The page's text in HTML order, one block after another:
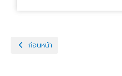
เนื้อหาก่อนหน้า: ประกาศเราคาซื้อ
ก่อนหน้า